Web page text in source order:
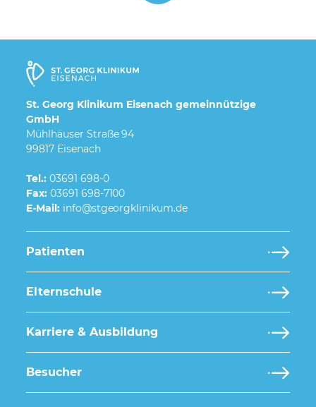
St. Georg Klinikum Eisenach gemeinnützige
GmbH
Mühlhäuser Straße 94
99817 Eisenach
Tel.: 03691 698-0
Fax: 03691 698-7100
E-Mail:
Patienten
Elternschule
Karriere & Ausbildung
Besucher